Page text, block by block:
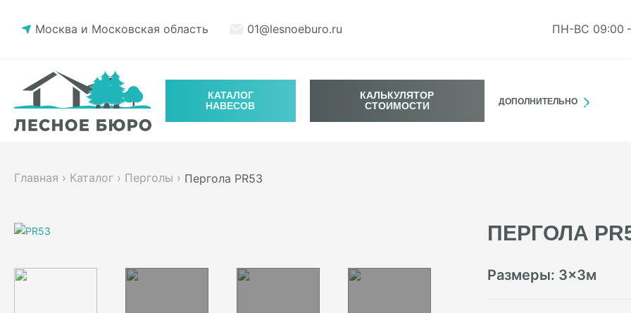
Москва и Московская область 01@lesnoeburo.ru ПН-ВС 09:00
КАТАЛОГ
НАВЕСОВ
КАЛЬКУЛЯТОР
СТОИМОСТИ
ДОПОЛНИТЕЛЬНО
Главная › Каталог › Перголы › Пергола PR53
ПЕРГОЛА
Размеры: 3×3м